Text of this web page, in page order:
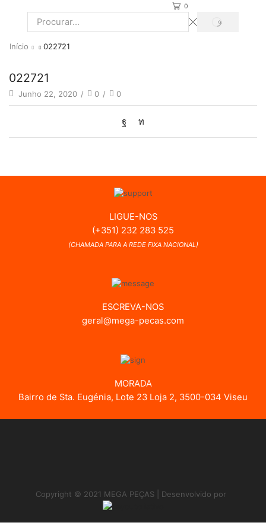
0
Search
PROCURAR
Início 022721
022721
Junho 22, 2020 / 0 / 0
LIGUE-NOS
(+351) 232 283 525
(CHAMADA PARA A REDE FIXA NACIONAL)
ESCREVA-NOS
geral@mega-pecas.com
MORADA
Bairro de Sta. Eugénia, Lote 23 Loja 2, 3500-034 Viseu
Copyright © 2021 MEGA PEÇAS | Desenvolvido por